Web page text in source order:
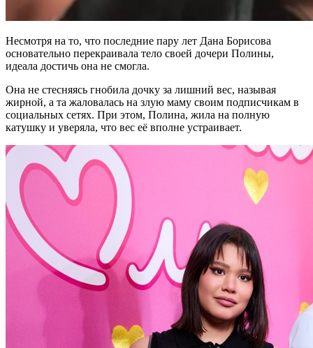
Несмотря на то, что последние пару лет Дана Борисова
основательно перекраивала тело своей дочери Полины,
идеала достичь она не смогла.
Она не стесняясь гнобила дочку за лишний вес, называя
жирной, а та жаловалась на злую маму своим подписчикам в
социальных сетях. При этом, Полина, жила на полную
катушку и уверяла, что вес её вполне устраивает.